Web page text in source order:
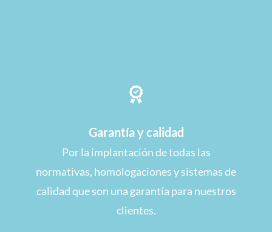
Garantía y calidad
Por la implantación de todas las
normativas, homologaciones y sistemas de
calidad que son una garantía para nuestros
clientes.